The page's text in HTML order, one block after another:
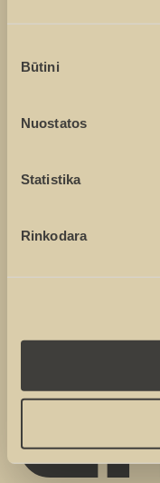
pasirinkimas
Būtini
Nuostatos
Statistika
Rinkodara
Sutinku su